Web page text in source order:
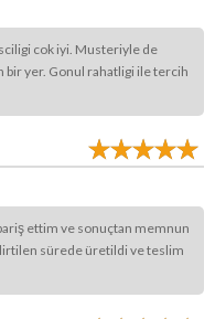
cok iyi. Musteriyle de
yer. Gonul rahatligi ile tercih
ettim ve sonuçtan memnun
sürede üretildi ve teslim